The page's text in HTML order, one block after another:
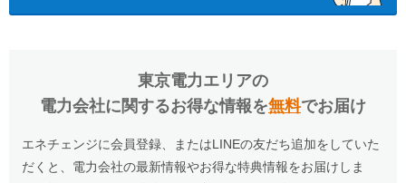
東京電力エリアの
電力会社に関するお得な情報を無料でお届け
エネチェンジに会員登録、またはLINEの友だち追加をしていた
だくと、電力会社の最新情報やお得な特典情報をお届けしま